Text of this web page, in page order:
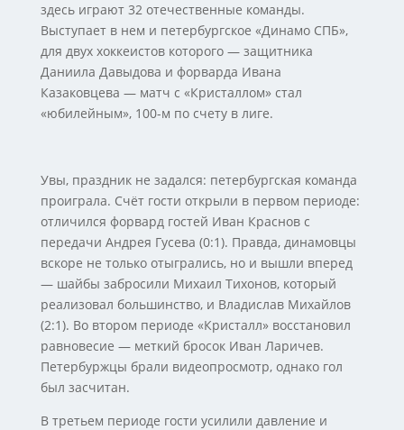
здесь играют 32 отечественные команды.
Выступает в нем и петербургское «Динамо СПБ»,
для двух хоккеистов которого — защитника
Даниила Давыдова и форварда Ивана
Казаковцева — матч с «Кристаллом» стал
«юбилейным», 100-м по счету в лиге.
Увы, праздник не задался: петербургская команда
проиграла. Счёт гости открыли в первом периоде:
отличился форвард гостей Иван Краснов с
передачи Андрея Гусева (0:1). Правда, динамовцы
вскоре не только отыгрались, но и вышли вперед
— шайбы забросили Михаил Тихонов, который
реализовал большинство, и Владислав Михайлов
(2:1). Во втором периоде «Кристалл» восстановил
равновесие — меткий бросок Иван Ларичев.
Петербуржцы брали видеопросмотр, однако гол
был засчитан.
В третьем периоде гости усилили давление и